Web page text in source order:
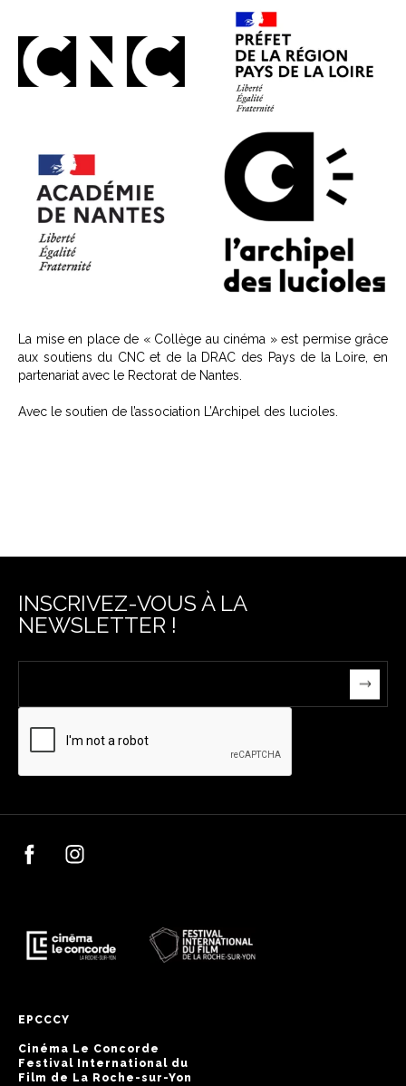
La mise en place de « Collège au cinéma » est permise grâce
aux soutiens du CNC et de la DRAC des Pays de la Loire, en
partenariat avec le Rectorat de Nantes.
Avec le soutien de l’association L’Archipel des lucioles.
INSCRIVEZ-VOUS À LA
NEWSLETTER !
EPCCCY
Cinéma Le Concorde
Festival International du
Film de La Roche-sur-Yon